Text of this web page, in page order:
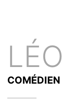
LÉO
COMÉDIEN